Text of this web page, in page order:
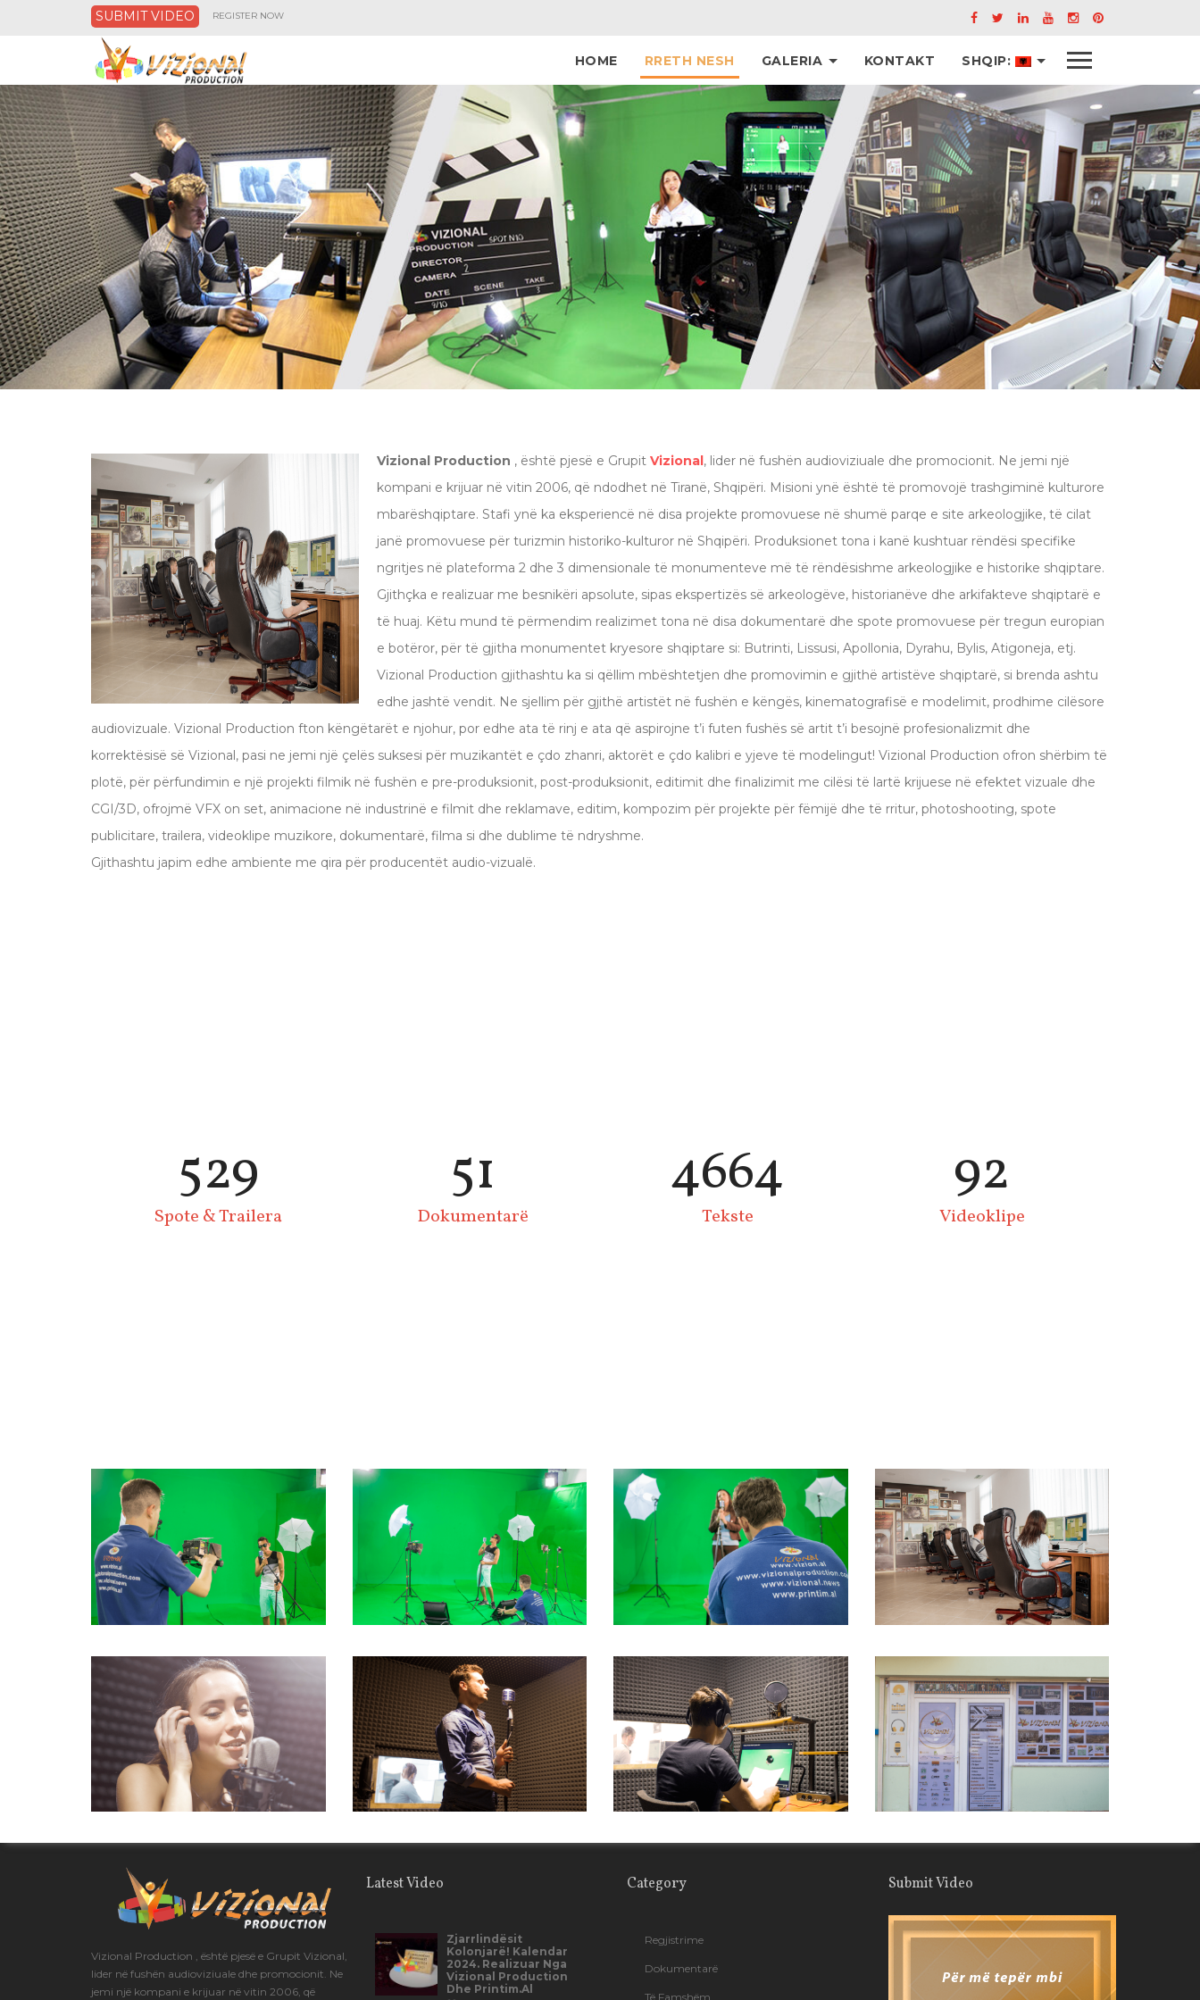
SUBMIT VIDEO REGISTER NOW
HOME RRETH NESH GALERIA KONTAKT SHQIP:
Vizional Production , është pjesë e Grupit Vizional, lider në fushën audioviziuale dhe promocionit. Ne jemi një
kompani e krijuar në vitin 2006, që ndodhet në Tiranë, Shqipëri. Misioni ynë është të promovojë trashgiminë kulturore
mbarëshqiptare. Stafi ynë ka eksperiencë në disa projekte promovuese në shumë parqe e site arkeologjike, të cilat
janë promovuese për turizmin historiko-kulturor në Shqipëri. Produksionet tona i kanë kushtuar rëndësi specifike
ngritjes në plateforma 2 dhe 3 dimensionale të monumenteve më të rëndësishme arkeologjike e historike shqiptare.
Gjithçka e realizuar me besnikëri apsolute, sipas ekspertizës së arkeologëve, historianëve dhe arkifakteve shqiptarë e
të huaj. Këtu mund të përmendim realizimet tona në disa dokumentarë dhe spote promovuese për tregun europian
e botëror, për të gjitha monumentet kryesore shqiptare si: Butrinti, Lissusi, Apollonia, Dyrahu, Bylis, Atigoneja, etj.
Vizional Production gjithashtu ka si qëllim mbështetjen dhe promovimin e gjithë artistëve shqiptarë, si brenda ashtu
edhe jashtë vendit. Ne sjellim për gjithë artistët në fushën e këngës, kinematografisë e modelimit, prodhime cilësore
audiovizuale. Vizional Production fton këngëtarët e njohur, por edhe ata të rinj e ata që aspirojne t’i futen fushës së artit t’i besojnë profesionalizmit dhe
korrektësisë së Vizional, pasi ne jemi një çelës suksesi për muzikantët e çdo zhanri, aktorët e çdo kalibri e yjeve të modelingut! Vizional Production ofron shërbim të
plotë, për përfundimin e një projekti filmik në fushën e pre-produksionit, post-produksionit, editimit dhe finalizimit me cilësi të lartë krijuese në efektet vizuale dhe
CGI/3D, ofrojmë VFX on set, animacione në industrinë e filmit dhe reklamave, editim, kompozim për projekte për fëmijë dhe të rritur, photoshooting, spote
publicitare, trailera, videoklipe muzikore, dokumentarë, filma si dhe dublime të ndryshme.
Gjithashtu japim edhe ambiente me qira për producentët audio-vizualë.
599
Spote & Trailera
58
Dokumentarë
5281
Tekste
105
Videoklipe
Vizional Production , është pjesë e Grupit Vizional,
lider në fushën audioviziuale dhe promocionit. Ne
jemi një kompani e krijuar në vitin 2006, që
Latest Video
Zjarrlindësit
Kolonjarë! Kalendar
2024. Realizuar Nga
Vizional Production
Dhe Printim.al
Category
Regjistrime
Dokumentarë
Të Famshëm
Submit Video